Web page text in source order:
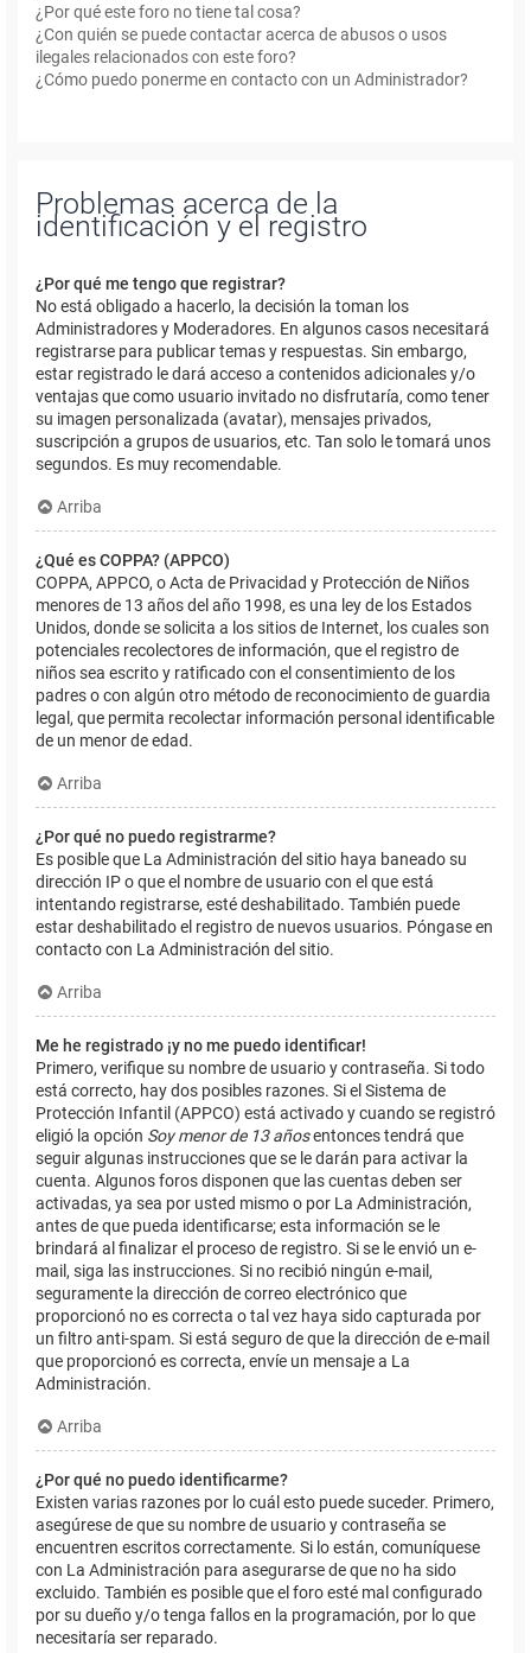
¿Por qué este foro no tiene tal cosa?
¿Con quién se puede contactar acerca de abusos o usos
ilegales relacionados con este foro?
¿Cómo puedo ponerme en contacto con un Administrador?
Problemas acerca de la
identificación y el registro
¿Por qué me tengo que registrar?
No está obligado a hacerlo, la decisión la toman los
Administradores y Moderadores. En algunos casos necesitará
registrarse para publicar temas y respuestas. Sin embargo,
estar registrado le dará acceso a contenidos adicionales y/o
ventajas que como usuario invitado no disfrutaría, como tener
su imagen personalizada (avatar), mensajes privados,
suscripción a grupos de usuarios, etc. Tan solo le tomará unos
segundos. Es muy recomendable.
Arriba
¿Qué es COPPA? (APPCO)
COPPA, APPCO, o Acta de Privacidad y Protección de Niños
menores de 13 años del año 1998, es una ley de los Estados
Unidos, donde se solicita a los sitios de Internet, los cuales son
potenciales recolectores de información, que el registro de
niños sea escrito y ratificado con el consentimiento de los
padres o con algún otro método de reconocimiento de guardia
legal, que permita recolectar información personal identificable
de un menor de edad.
Arriba
¿Por qué no puedo registrarme?
Es posible que La Administración del sitio haya baneado su
dirección IP o que el nombre de usuario con el que está
intentando registrarse, esté deshabilitado. También puede
estar deshabilitado el registro de nuevos usuarios. Póngase en
contacto con La Administración del sitio.
Arriba
Me he registrado ¡y no me puedo identificar!
Primero, verifique su nombre de usuario y contraseña. Si todo
está correcto, hay dos posibles razones. Si el Sistema de
Protección Infantil (APPCO) está activado y cuando se registró
eligió la opción Soy menor de 13 añosentonces tendrá que
seguir algunas instrucciones que se le darán para activar la
cuenta. Algunos foros disponen que las cuentas deben ser
activadas, ya sea por usted mismo o por La Administración,
antes de que pueda identificarse; esta información se le
brindará al finalizar el proceso de registro. Si se le envió un e-
mail, siga las instrucciones. Si no recibió ningún e-mail,
seguramente la dirección de correo electrónico que
proporcionó no es correcta o tal vez haya sido capturada por
un filtro anti-spam. Si está seguro de que la dirección de e-mail
que proporcionó es correcta, envíe un mensaje a La
Administración.
Arriba
¿Por qué no puedo identificarme?
Existen varias razones por lo cuál esto puede suceder. Primero,
asegúrese de que su nombre de usuario y contraseña se
encuentren escritos correctamente. Si lo están, comuníquese
con La Administración para asegurarse de que no ha sido
excluido. También es posible que el foro esté mal configurado
por su dueño y/o tenga fallos en la programación, por lo que
necesitaría ser reparado.